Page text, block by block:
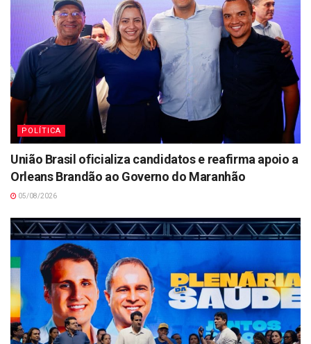
POLÍTICA
União Brasil oficializa candidatos e reafirma apoio a
Orleans Brandão ao Governo do Maranhão
05/08/2026